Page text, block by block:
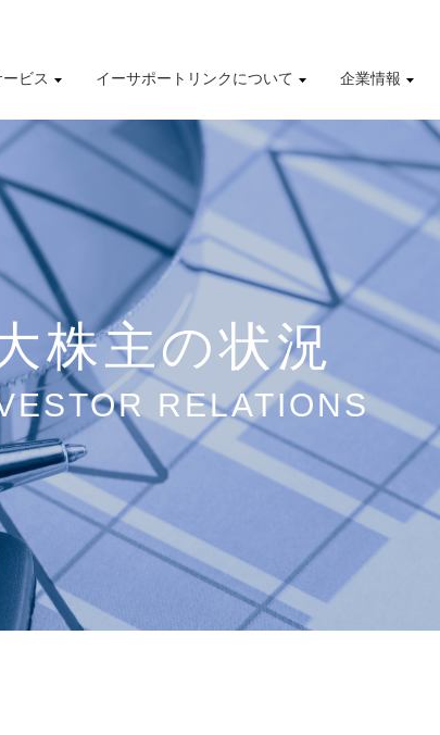
ービス
導入事例
イーサポートリンクについて 企業情報
株式情報
有価証券報告書
財務業績ハイライト
株主の状況
RELATIONS